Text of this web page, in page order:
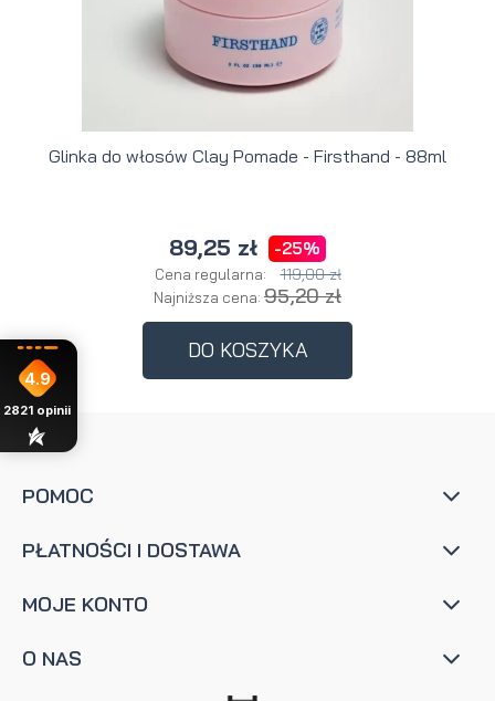
Glinka do włosów Clay Pomade - Firsthand - 88ml
89,25 zł -25%
Cena regularna: 119,00 zł
Najniższa cena: 95,20 zł
DO KOSZYKA
POMOC
PŁATNOŚCI I DOSTAWA
MOJE KONTO
O NAS
4.9
2821 opinii